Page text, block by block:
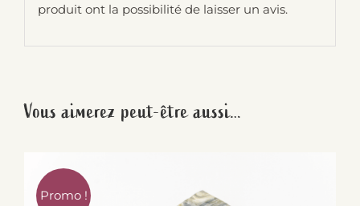
produit ont la possibilité de laisser un avis.
Vous aimerez peut-être aussi…
Promo !